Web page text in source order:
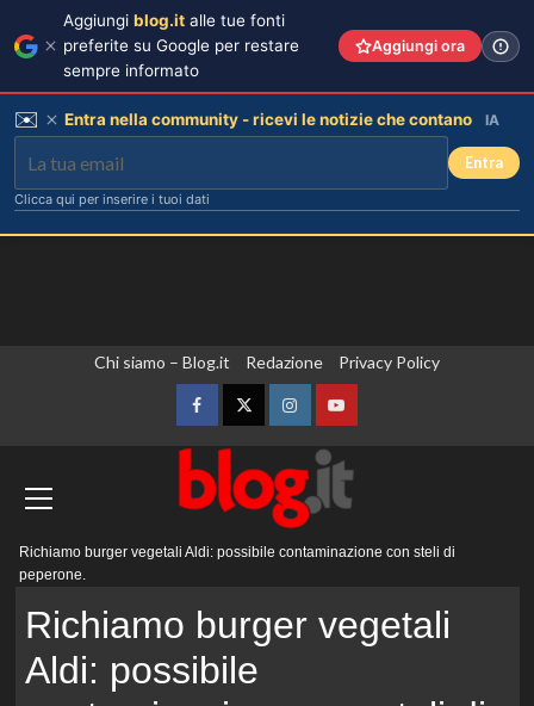
Chi siamo – Blog.it Redazione Privacy Policy
FacebookTwitterInstagramYouTube
principale
Richiamo burger vegetali Aldi: possibile contaminazione con steli di
peperone.
Richiamo burger vegetali
Aldi: possibile
Aggiungi blog.it alle tue fonti
preferite su Google per restare
sempre informato
Aggiungi ora
✉️ Entra nella community - ricevi le notizie che contano IA
Entra
Clicca qui per inserire i tuoi dati